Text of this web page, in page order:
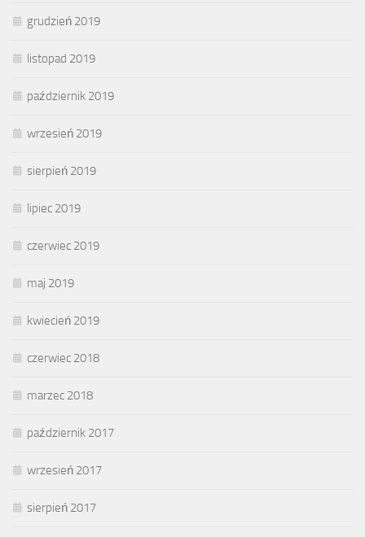
grudzień 2019
listopad 2019
październik 2019
wrzesień 2019
sierpień 2019
lipiec 2019
czerwiec 2019
maj 2019
kwiecień 2019
czerwiec 2018
marzec 2018
październik 2017
wrzesień 2017
sierpień 2017